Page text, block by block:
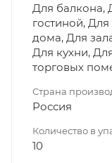
Для балкона,
гостиной,
дома, Для
Для кухни,
торговых
Страна
Россия
Количество в
10